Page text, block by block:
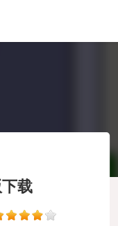
载